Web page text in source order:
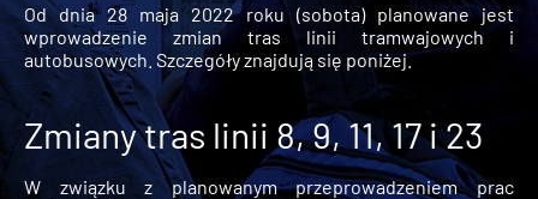
Od dnia 28 maja 2022 roku (sobota) planowane jest
wprowadzenie zmian tras linii tramwajowych i
autobusowych. Szczegóły znajdują się poniżej.
Zmiany tras linii 8, 9, 11, 17 i 23
W związku z planowanym przeprowadzeniem prac